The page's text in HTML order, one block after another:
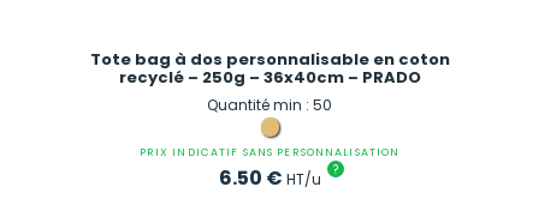
Tote bag à dos personnalisable en coton
recyclé – 250g – 36x40cm – PRADO
Quantité min : 50
PRIX INDICATIF SANS PERSONNALISATION
6.50 € HT/u ?